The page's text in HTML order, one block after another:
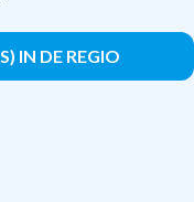
IN DE REGIO